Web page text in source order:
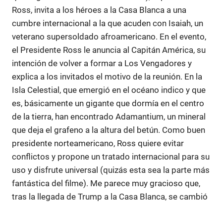
Ross, invita a los héroes a la Casa Blanca a una
cumbre internacional a la que acuden con Isaiah, un
veterano supersoldado afroamericano. En el evento,
el Presidente Ross le anuncia al Capitán América, su
intención de volver a formar a Los Vengadores y
explica a los invitados el motivo de la reunión. En la
Isla Celestial, que emergió en el océano indico y que
es, básicamente un gigante que dormía en el centro
de la tierra, han encontrado Adamantium, un mineral
que deja el grafeno a la altura del betún. Como buen
presidente norteamericano, Ross quiere evitar
conflictos y propone un tratado internacional para su
uso y disfrute universal (quizás esta sea la parte más
fantástica del filme). Me parece muy gracioso que,
tras la llegada de Trump a la Casa Blanca, se cambió